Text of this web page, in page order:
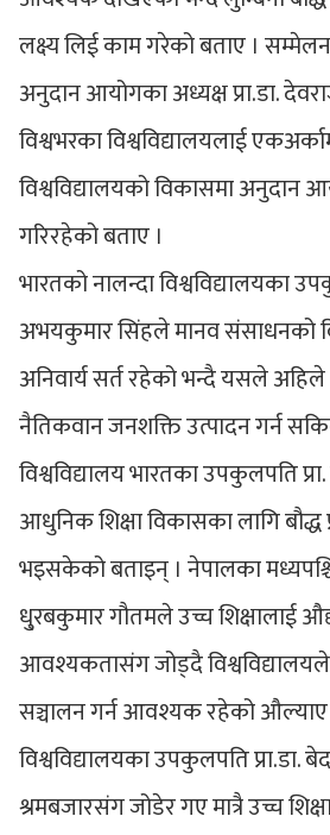
लक्ष्य लिई काम गरेको बताए ।
अनुदान आयोगका अध्यक्ष प्रा.डा.
विश्वभरका विश्वविद्यालयलाई
विश्वविद्यालयको विकासमा अनुदान
गरिरहेको बताए ।
भारतको नालन्दा विश्वविद्यालयका
अभयकुमार सिंहले मानव संसाधनको
अनिवार्य सर्त रहेको भन्दै यसले
नैतिकवान जनशक्ति उत्पादन गर्न
विश्वविद्यालय भारतका उपकुलपति
आधुनिक शिक्षा विकासका लागि बौद्ध
भइसकेको बताइन् । नेपालका मध्यपश्चिम
धु्रबकुमार गौतमले उच्च शिक्षालाई
आवश्यकतासंग जोड्दै विश्वविद्यालयले
सञ्चालन गर्न आवश्यक रहेको औल्याए
विश्वविद्यालयका उपकुलपति प्रा.डा.
श्रमबजारसंग जोडेर गए मात्रै उच्च